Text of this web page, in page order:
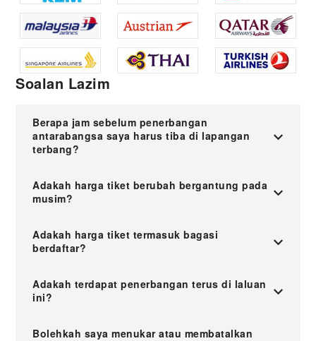
Soalan Lazim
Berapa jam sebelum penerbangan
antarabangsa saya harus tiba di lapangan
terbang?
Adakah harga tiket berubah bergantung pada
musim?
Adakah harga tiket termasuk bagasi
berdaftar?
Adakah terdapat penerbangan terus di laluan
ini?
Bolehkah saya menukar atau membatalkan